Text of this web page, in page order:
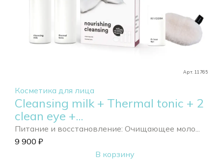
Арт. 11765
Косметика для лица
Cleansing milk + Thermal tonic + 2
clean eye +...
Питание и восстановление: Очищающее моло...
9 900 ₽
В корзину